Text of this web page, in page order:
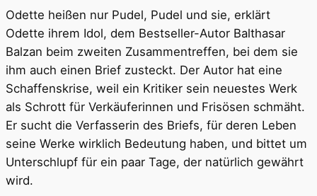
Odette heißen nur Pudel, Pudel und sie, erklärt
Odette ihrem Idol, dem Bestseller-Autor Balthasar
Balzan beim zweiten Zusammentreffen, bei dem sie
ihm auch einen Brief zusteckt. Der Autor hat eine
Schaffenskrise, weil ein Kritiker sein neuestes Werk
als Schrott für Verkäuferinnen und Frisösen schmäht.
Er sucht die Verfasserin des Briefs, für deren Leben
seine Werke wirklich Bedeutung haben, und bittet um
Unterschlupf für ein paar Tage, der natürlich gewährt
wird.